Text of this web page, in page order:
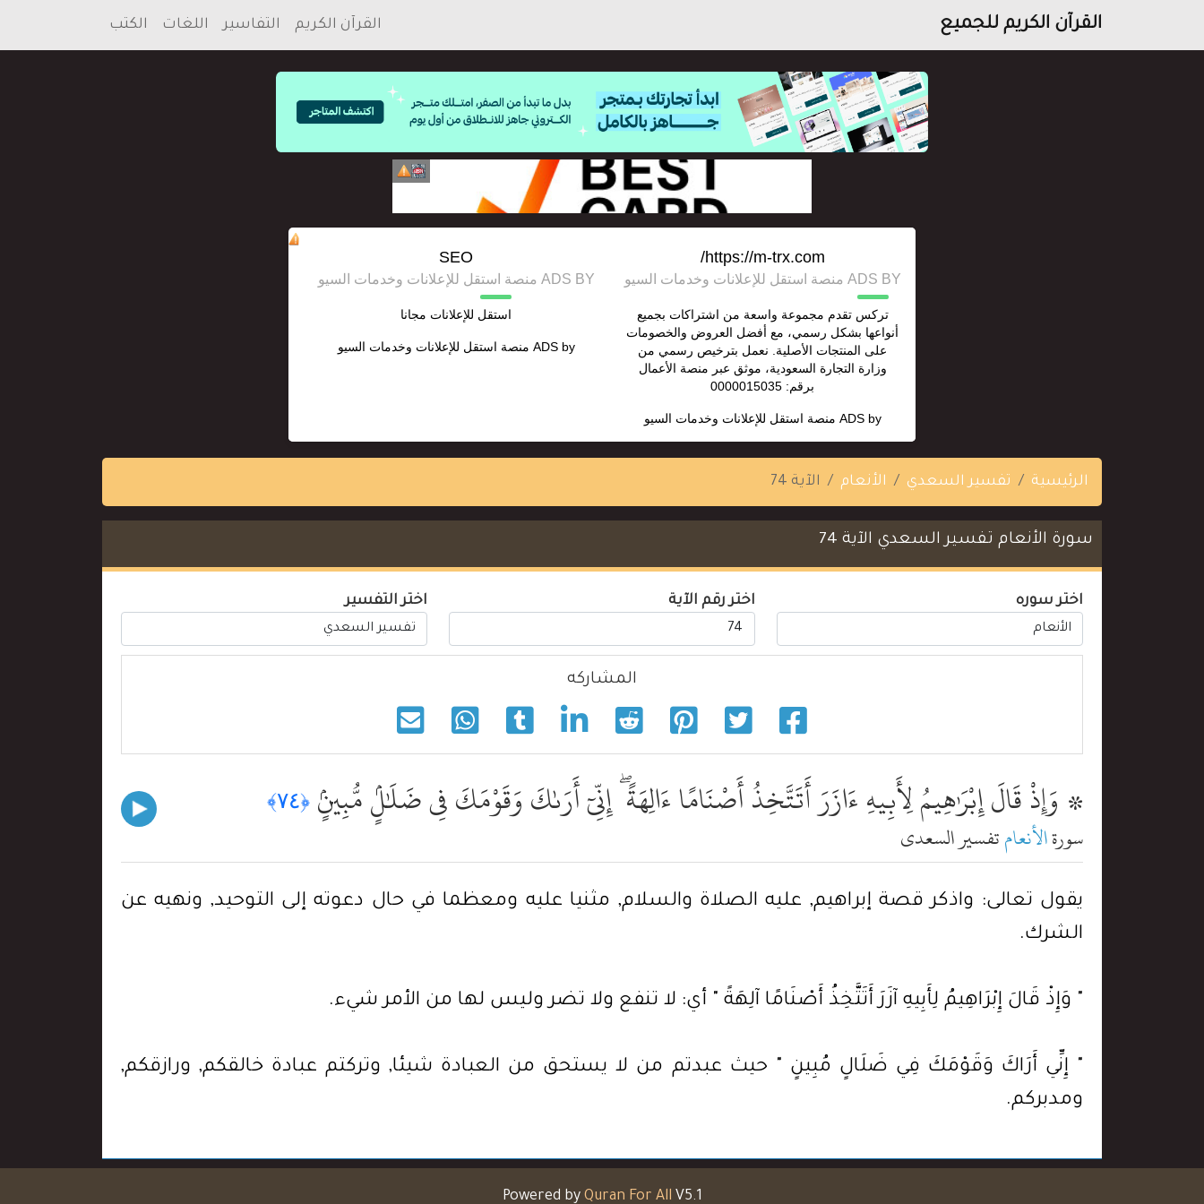
القرآن الكريم للجميع القرآن الكريم التفاسير اللغات الكتب
https://m-trx.com/
ADS BY منصة استقل للإعلانات وخدمات السيو
تركس تقدم مجموعة واسعة من اشتراكات بجميع
أنواعها بشكل رسمي، مع أفضل العروض والخصومات
على المنتجات الأصلية. نعمل بترخيص رسمي من
وزارة التجارة السعودية، موثق عبر منصة الأعمال
برقم: 0000015035
ADS by منصة استقل للإعلانات وخدمات السيو
SEO
ADS BY منصة استقل للإعلانات وخدمات السيو
استقل للإعلانات مجانا
ADS by منصة استقل للإعلانات وخدمات السيو
الرئيسية تفسير السعدي الأنعام الآية 74
سورة الأنعام تفسير السعدي الآية 74
اختر سوره اختر رقم الآية اختر التفسير
المشاركه
۞ وَإِذْ قَالَ إِبْرَٰهِيمُ لِأَبِيهِ ءَازَرَ أَتَتَّخِذُ أَصْنَامًا ءَالِهَةً ۖ إِنِّىٓ أَرَىٰكَ وَقَوْمَكَ فِى ضَلَٰلٍۢ مُّبِينٍۢ ﴿٧٤﴾
سورةالأنعامتفسير السعدي
يقول تعالى: واذكر قصة إبراهيم, عليه الصلاة والسلام, مثنيا عليه ومعظما في حال دعوته إلى التوحيد, ونهيه عن
الشرك.
" وَإِذْ قَالَ إِبْرَاهِيمُ لِأَبِيهِ آزَرَ أَتَتَّخِذُ أَصْنَامًا آلِهَةً " أي: لا تنفع ولا تضر وليس لها من الأمر شيء.
" إِنِّي أَرَاكَ وَقَوْمَكَ فِي ضَلَالٍ مُبِينٍ " حيث عبدتم من لا يستحق من العبادة شيئا, وتركتم عبادة خالقكم, ورازقكم,
ومدبركم.
Powered by Quran For All V5.1